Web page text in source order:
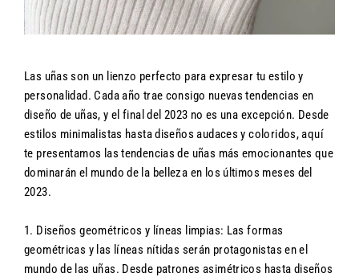
Las uñas son un lienzo perfecto para expresar tu estilo y
personalidad. Cada año trae consigo nuevas tendencias en
diseño de uñas, y el final del 2023 no es una excepción. Desde
estilos minimalistas hasta diseños audaces y coloridos, aquí
te presentamos las tendencias de uñas más emocionantes que
dominarán el mundo de la belleza en los últimos meses del
2023.
1. Diseños geométricos y líneas limpias: Las formas
geométricas y las líneas nítidas serán protagonistas en el
mundo de las uñas. Desde patrones asimétricos hasta diseños